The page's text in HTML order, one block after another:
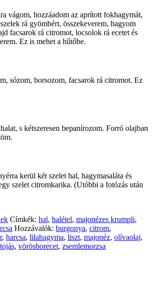
vágom, hozzáadom az aprított fokhagymát,
rá gyömbért, összekeverem, hagyom
facsarok rá citromot, locsolok rá ecetet és
Ez is mehet a hűtőbe.
sózom, borsozom, facsarok rá citromot. Ez
s kétszeresen bepanírozom. Forró olajban
kerül két szelet hal, hagymasaláta és
szelet citromkarika. (Utóbbi a fotózás után
Címkék: hal, halétel, majonézes krumpli,
Hozzávalók: burgonya, citrom,
, harcsa, lilahagyma, liszt, majonéz, olívaolaj,
tojás, vörösborecet, zsemlemorzsa